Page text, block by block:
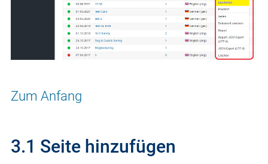
Zum Anfang
3.1 Seite hinzufügen